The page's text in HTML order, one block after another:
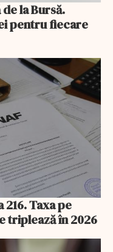
la Bursă.
pentru fiecare
Taxa pe
triplează în 2026